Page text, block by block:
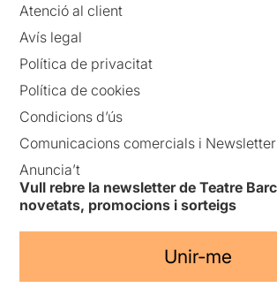
Atenció al client
Avís legal
Política de privacitat
Política de cookies
Condicions d’ús
Comunicacions comercials i Newsletter
Anuncia’t
Vull rebre la newsletter de Teatre
novetats, promocions i sorteigs
Unir-me